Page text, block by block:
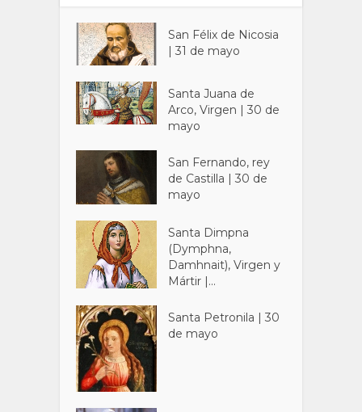
San Félix de Nicosia
| 31 de mayo
Santa Juana de
Arco, Virgen | 30 de
mayo
San Fernando, rey
de Castilla | 30 de
mayo
Santa Dimpna
(Dymphna,
Damhnait), Virgen y
Mártir |...
Santa Petronila | 30
de mayo